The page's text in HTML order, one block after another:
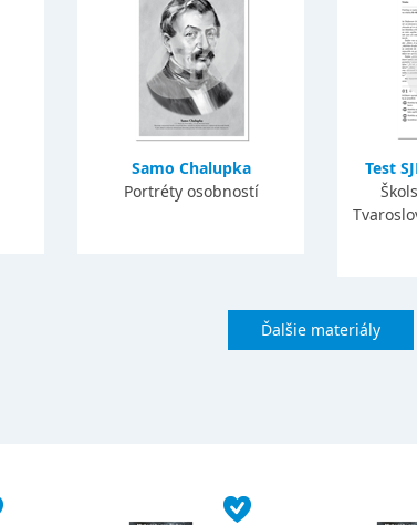
Samo Chalupka
Portréty osobností
Test
Ďalšie materiály